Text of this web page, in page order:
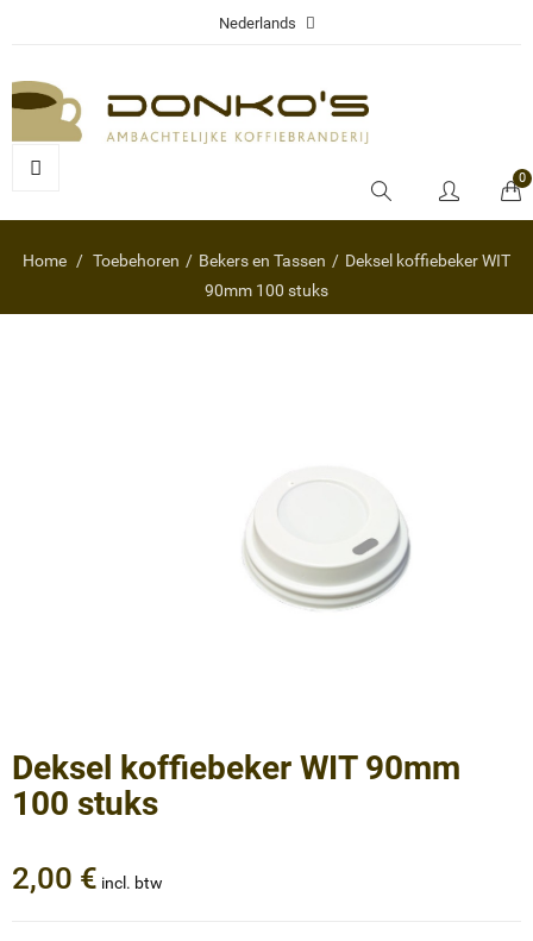
Nederlands
0
Home Toebehoren Bekers en Tassen
Deksel koffiebeker WIT
90mm 100 stuks
Deksel koffiebeker WIT 90mm
100 stuks
2,00 € incl. btw